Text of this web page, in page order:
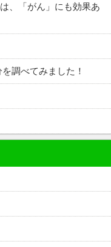
、「がん」にも効果あ
調べてみました！